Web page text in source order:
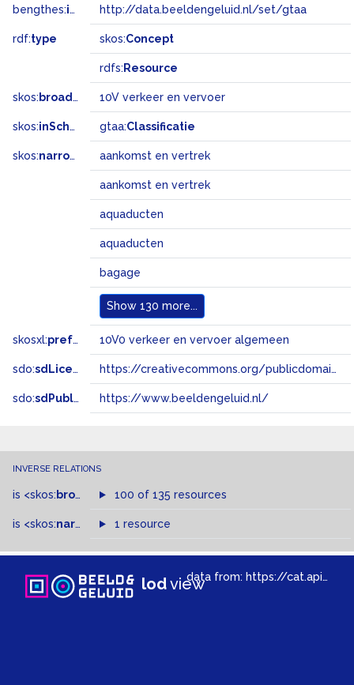
bengthes:inSet http://data.beeldengeluid.nl/set/gtaa
rdf:type skos:Concept
rdfs: Resource
skos: broader 10V verkeer en vervoer
skos:inScheme gtaa:Classificatie
skos:narrowMatch aankomst en vertrek
aankomst en vertrek
aquaducten
aquaducten
bagage
Show 130 more...
skosxl:prefLabel 10V0 verkeer en vervoer algemeen
sdo:sdLicense https://creativecommons.org/publicdomain/zero/1.0/
sdo:sdPublisher https://www.beeldengeluid.nl/
INVERSE RELATIONS
is <skos: broadMatch >of
100 of 135 resources
is <skos:narrower >of
1 resource
lodviewdata from: https://cat.apis.beeldengeluid.nl/sparql